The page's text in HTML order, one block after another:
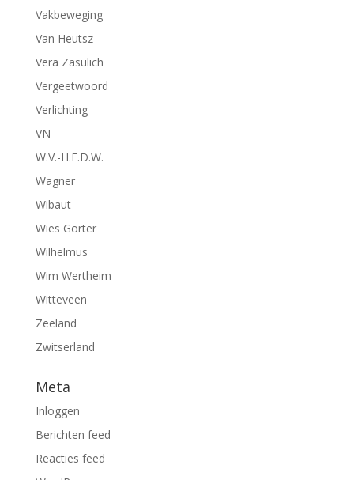
Vakbeweging
Van Heutsz
Vera Zasulich
Vergeetwoord
Verlichting
VN
W.V.-H.E.D.W.
Wagner
Wibaut
Wies Gorter
Wilhelmus
Wim Wertheim
Witteveen
Zeeland
Zwitserland
Meta
Inloggen
Berichten feed
Reacties feed